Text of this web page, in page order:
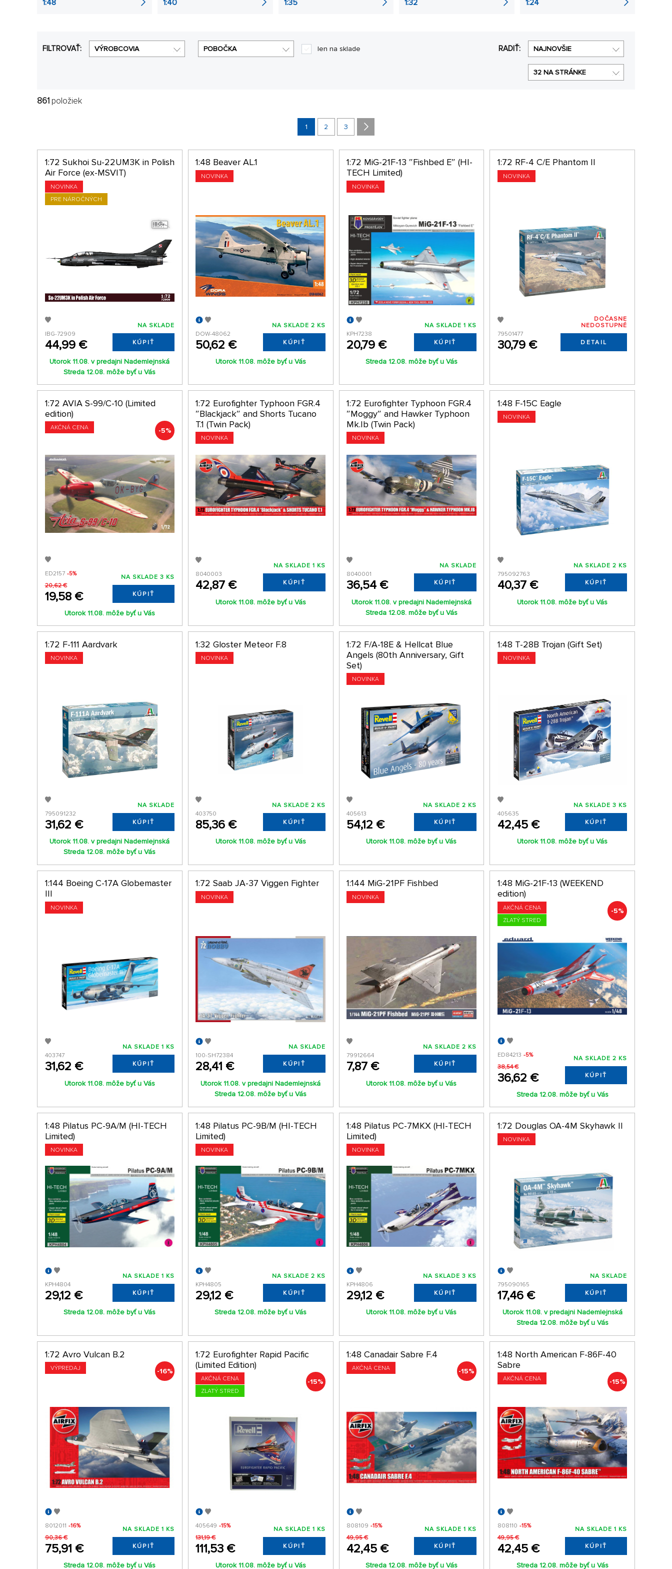
1:48 1:40 1:35 1:32 1:24
FILTROVAŤ: VÝROBCOVIA POBOČKA len na sklade RADIŤ: NAJNOVŠIE
32 NA STRÁNKE
861 položiek
1 2 3
1:72 Sukhoi Su-22UM3K in Polish
Air Force (ex-MSVIT)
NOVINKA
PRE NÁROČNÝCH
IBG-72909
44,99 €
NA SKLADE
KÚPIŤ
Utorok 11.08. v predajni Nademlejnská
Streda 12.08. môže byť u Vás
1:48 Beaver AL.1
NOVINKA
DOW-48062
50,62 €
NA SKLADE 2 KS
KÚPIŤ
Utorok 11.08. môže byť u Vás
1:72 MiG-21F-13 ″Fishbed E″ (HI-
TECH Limited)
NOVINKA
KPH7238
20,79 €
NA SKLADE 1 KS
KÚPIŤ
Streda 12.08. môže byť u Vás
1:72 RF-4 C/E Phantom II
NOVINKA
79501477
30,79 €
DOČASNE
NEDOSTUPNÉ
DETAIL
1:72 AVIA S-99/C-10 (Limited
edition)
AKČNÁ CENA -5%
ED2157 -5%
20,62 €
19,58 €
NA SKLADE 3 KS
KÚPIŤ
Utorok 11.08. môže byť u Vás
1:72 Eurofighter Typhoon FGR.4
″Blackjack″ and Shorts Tucano
T.1 (Twin Pack)
NOVINKA
8040003
42,87 €
NA SKLADE 1 KS
KÚPIŤ
Utorok 11.08. môže byť u Vás
1:72 Eurofighter Typhoon FGR.4
″Moggy″ and Hawker Typhoon
Mk.Ib (Twin Pack)
NOVINKA
8040001
36,54 €
NA SKLADE
KÚPIŤ
Utorok 11.08. v predajni Nademlejnská
Streda 12.08. môže byť u Vás
1:48 F-15C Eagle
NOVINKA
795092763
40,37 €
NA SKLADE 2 KS
KÚPIŤ
Utorok 11.08. môže byť u Vás
1:72 F-111 Aardvark
NOVINKA
795091232
31,62 €
NA SKLADE
KÚPIŤ
Utorok 11.08. v predajni Nademlejnská
Streda 12.08. môže byť u Vás
1:32 Gloster Meteor F.8
NOVINKA
403750
85,36 €
NA SKLADE 2 KS
KÚPIŤ
Utorok 11.08. môže byť u Vás
1:72 F/A-18E & Hellcat Blue
Angels (80th Anniversary, Gift
Set)
NOVINKA
405613
54,12 €
NA SKLADE 2 KS
KÚPIŤ
Utorok 11.08. môže byť u Vás
1:48 T-28B Trojan (Gift Set)
NOVINKA
405635
42,45 €
NA SKLADE 3 KS
KÚPIŤ
Utorok 11.08. môže byť u Vás
1:144 Boeing C-17A Globemaster
III
NOVINKA
403747
31,62 €
NA SKLADE 1 KS
KÚPIŤ
Utorok 11.08. môže byť u Vás
1:72 Saab JA-37 Viggen Fighter
NOVINKA
100-SH72384
28,41 €
NA SKLADE
KÚPIŤ
Utorok 11.08. v predajni Nademlejnská
Streda 12.08. môže byť u Vás
1:144 MiG-21PF Fishbed
NOVINKA
79912664
7,87 €
NA SKLADE 2 KS
KÚPIŤ
Utorok 11.08. môže byť u Vás
1:48 MiG-21F-13 (WEEKEND
edition)
AKČNÁ CENA
ZLATÝ STRED
-5%
ED84213 -5%
38,54 €
36,62 €
NA SKLADE 2 KS
KÚPIŤ
Streda 12.08. môže byť u Vás
1:48 Pilatus PC-9A/M (HI-TECH
Limited)
NOVINKA
KPH4804
29,12 €
NA SKLADE 1 KS
KÚPIŤ
Streda 12.08. môže byť u Vás
1:48 Pilatus PC-9B/M (HI-TECH
Limited)
NOVINKA
KPH4805
29,12 €
NA SKLADE 2 KS
KÚPIŤ
Streda 12.08. môže byť u Vás
1:48 Pilatus PC-7MKX (HI-TECH
Limited)
NOVINKA
KPH4806
29,12 €
NA SKLADE 3 KS
KÚPIŤ
Utorok 11.08. môže byť u Vás
1:72 Douglas OA-4M Skyhawk II
NOVINKA
795090165
17,46 €
NA SKLADE
KÚPIŤ
Utorok 11.08. v predajni Nademlejnská
Streda 12.08. môže byť u Vás
1:72 Avro Vulcan B.2
VÝPREDAJ -16%
8012011 -16%
90,36 €
75,91 €
NA SKLADE 1 KS
KÚPIŤ
Streda 12.08. môže byť u Vás
1:72 Eurofighter Rapid Pacific
(Limited Edition)
AKČNÁ CENA
ZLATÝ STRED
-15%
405649 -15%
131,19 €
111,53 €
NA SKLADE 1 KS
KÚPIŤ
Utorok 11.08. môže byť u Vás
1:48 Canadair Sabre F.4
AKČNÁ CENA -15%
808109 -15%
49,95 €
42,45 €
NA SKLADE 1 KS
KÚPIŤ
Streda 12.08. môže byť u Vás
1:48 North American F-86F-40
Sabre
AKČNÁ CENA -15%
808110 -15%
49,95 €
42,45 €
NA SKLADE 1 KS
KÚPIŤ
Streda 12.08. môže byť u Vás